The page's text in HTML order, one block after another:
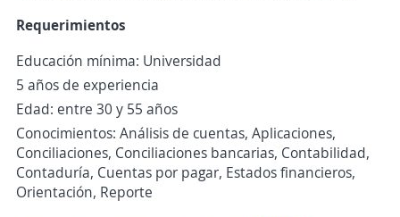
Requerimientos
Educación mínima: Universidad
5 años de experiencia
Edad: entre 30 y 55 años
Conocimientos: Análisis de cuentas, Aplicaciones,
Conciliaciones, Conciliaciones bancarias, Contabilidad,
Contaduría, Cuentas por pagar, Estados financieros,
Orientación, Reporte